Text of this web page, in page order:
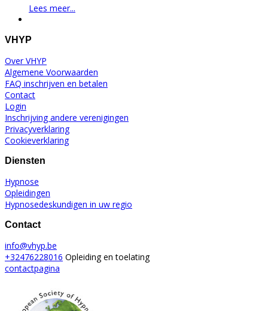
Lees meer...
VHYP
Over VHYP
Algemene Voorwaarden
FAQ inschrijven en betalen
Contact
Login
Inschrijving andere verenigingen
Privacyverklaring
Cookieverklaring
Diensten
Hypnose
Opleidingen
Hypnosedeskundigen in uw regio
Contact
info@vhyp.be
+32476228016 Opleiding en toelating
contactpagina